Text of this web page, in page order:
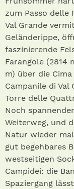
zum Passo delle
Val Grande
Geländerippe,
faszinierende
Farangole (2814
m) über die
Campanile di Val
Torre delle
Noch
Weiterweg, und
Natur wieder
gut begehbares
westseitigen
Campidei: die
Spaziergang